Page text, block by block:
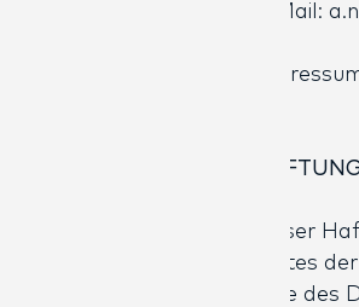
E-Mail:
Dieser
Textes
Teile des